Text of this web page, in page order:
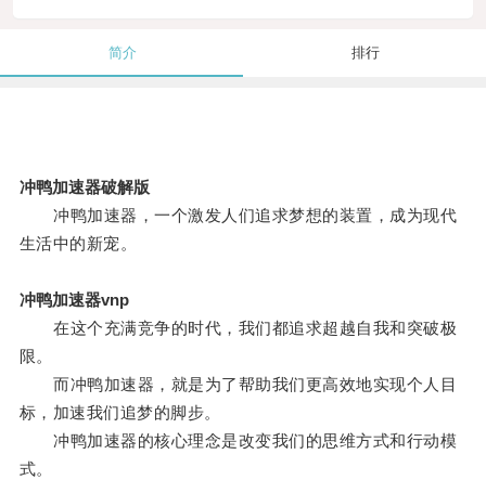
简介 排行
冲鸭加速器破解版
冲鸭加速器，一个激发人们追求梦想的装置，成为现代
生活中的新宠。
冲鸭加速器vnp
在这个充满竞争的时代，我们都追求超越自我和突破极
限。
而冲鸭加速器，就是为了帮助我们更高效地实现个人目
标，加速我们追梦的脚步。
冲鸭加速器的核心理念是改变我们的思维方式和行动模
式。